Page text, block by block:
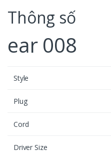
Thông số
ear 008
Style
Plug
Cord
Driver Size